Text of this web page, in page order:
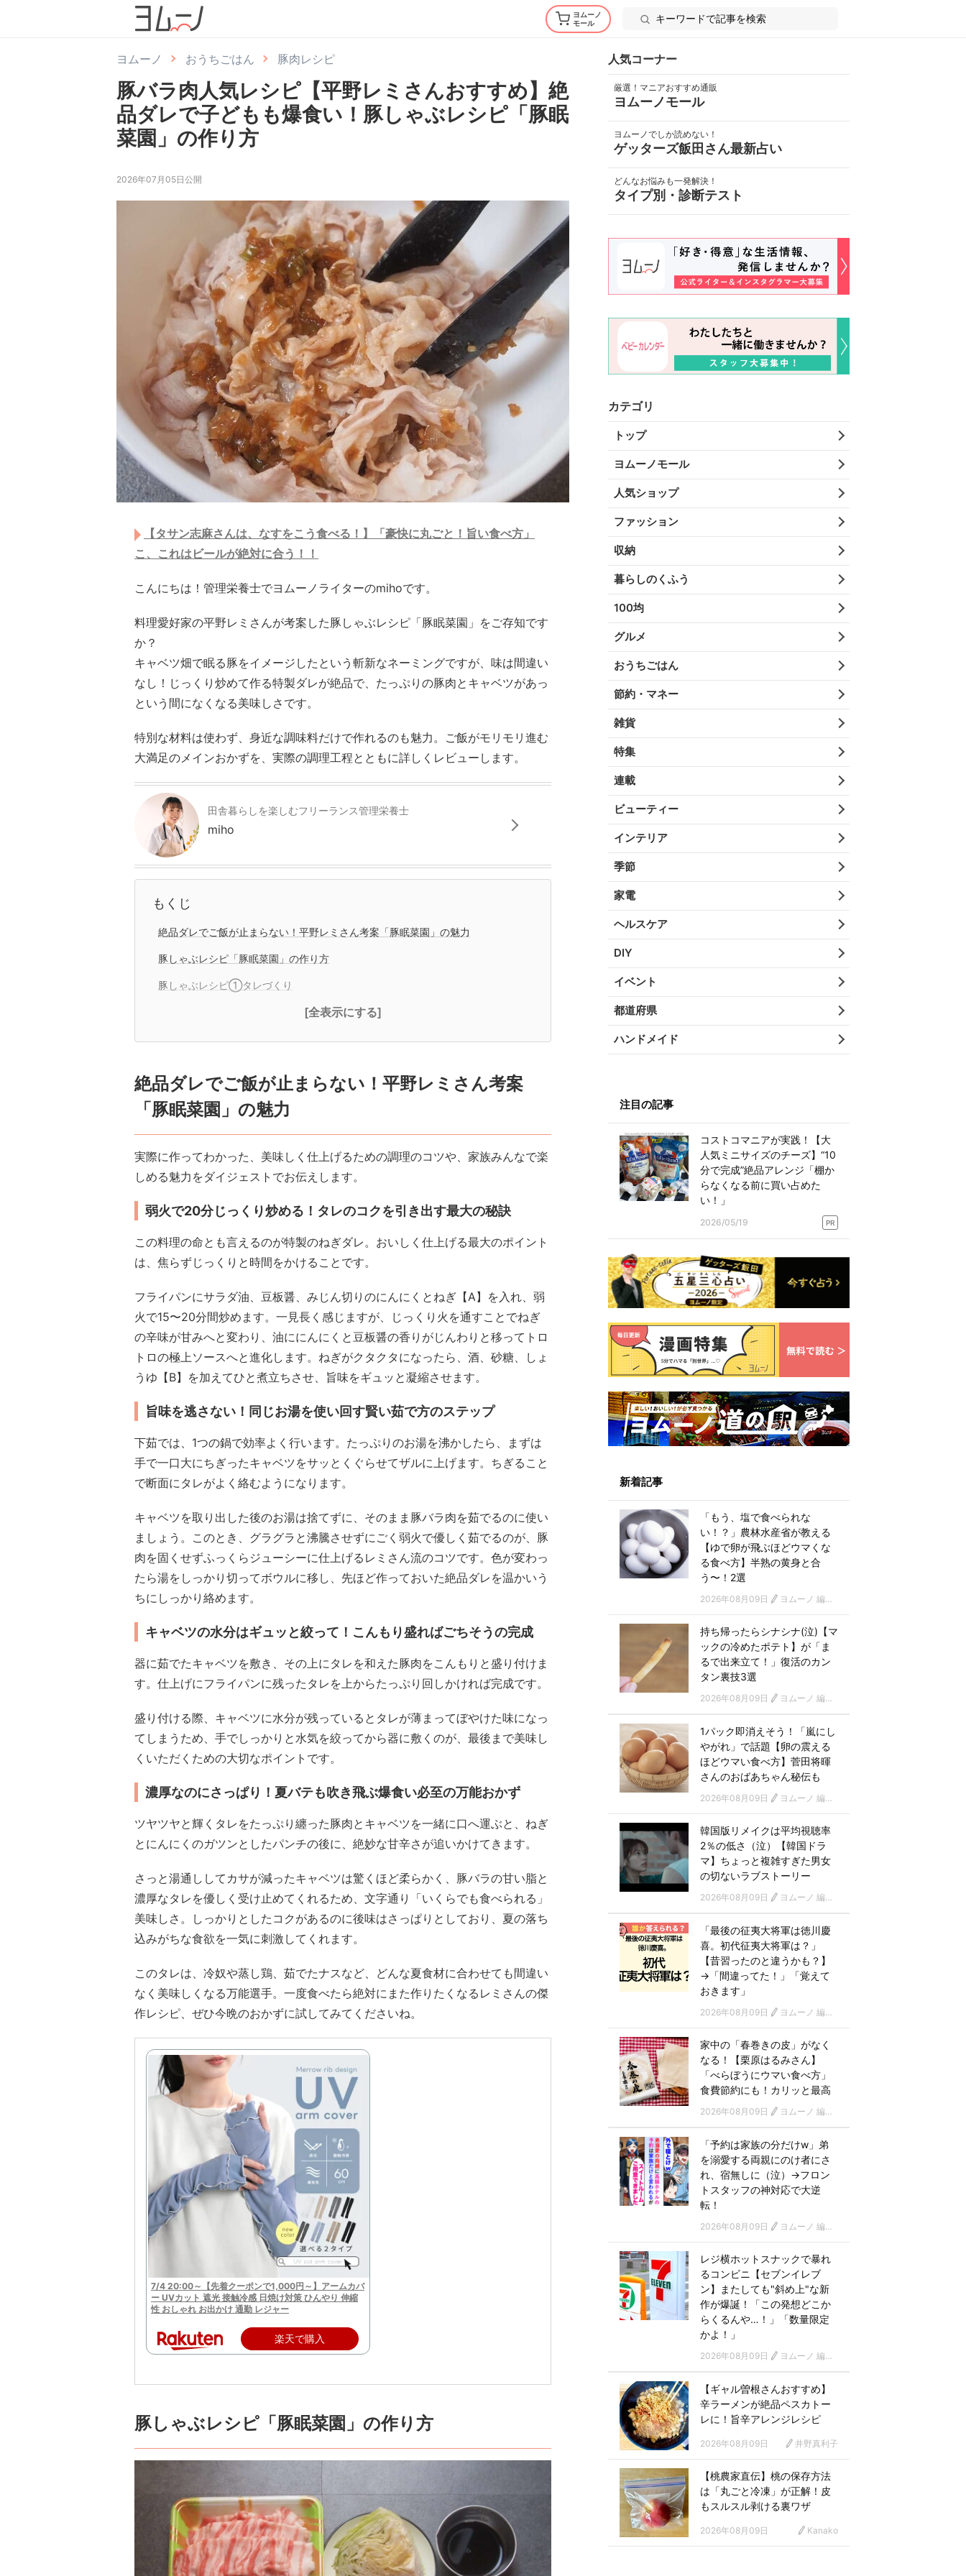
ヨムーノ
モール
ヨムーノ おうちごはん 豚肉レシピ
豚バラ肉人気レシピ【平野レミさんおすすめ】絶
品ダレで子どもも爆食い！豚しゃぶレシピ「豚眠
菜園」の作り方
2026年07月05日公開
【タサン志麻さんは、なすをこう食べる！】「豪快に丸ごと！旨い食べ方」
こ、これはビールが絶対に合う！！
こんにちは！管理栄養士でヨムーノライターのmihoです。
料理愛好家の平野レミさんが考案した豚しゃぶレシピ「豚眠菜園」をご存知です
か？
キャベツ畑で眠る豚をイメージしたという斬新なネーミングですが、味は間違い
なし！じっくり炒めて作る特製ダレが絶品で、たっぷりの豚肉とキャベツがあっ
という間になくなる美味しさです。
特別な材料は使わず、身近な調味料だけで作れるのも魅力。ご飯がモリモリ進む
大満足のメインおかずを、実際の調理工程とともに詳しくレビューします。
田舎暮らしを楽しむフリーランス管理栄養士
miho
もくじ
絶品ダレでご飯が止まらない！平野レミさん考案「豚眠菜園」の魅力
豚しゃぶレシピ「豚眠菜園」の作り方
豚しゃぶレシピ①タレづくり
[全表示にする]
絶品ダレでご飯が止まらない！平野レミさん考案
「豚眠菜園」の魅力
実際に作ってわかった、美味しく仕上げるための調理のコツや、家族みんなで楽
しめる魅力をダイジェストでお伝えします。
弱火で20分じっくり炒める！タレのコクを引き出す最大の秘訣
この料理の命とも言えるのが特製のねぎダレ。おいしく仕上げる最大のポイント
は、焦らずじっくりと時間をかけることです。
フライパンにサラダ油、豆板醤、みじん切りのにんにくとねぎ【A】を入れ、弱
火で15〜20分間炒めます。一見長く感じますが、じっくり火を通すことでねぎ
の辛味が甘みへと変わり、油ににんにくと豆板醤の香りがじんわりと移ってトロ
トロの極上ソースへと進化します。ねぎがクタクタになったら、酒、砂糖、しょ
うゆ【B】を加えてひと煮立ちさせ、旨味をギュッと凝縮させます。
旨味を逃さない！同じお湯を使い回す賢い茹で方のステップ
下茹では、1つの鍋で効率よく行います。たっぷりのお湯を沸かしたら、まずは
手で一口大にちぎったキャベツをサッとくぐらせてザルに上げます。ちぎること
で断面にタレがよく絡むようになります。
キャベツを取り出した後のお湯は捨てずに、そのまま豚バラ肉を茹でるのに使い
ましょう。このとき、グラグラと沸騰させずにごく弱火で優しく茹でるのが、豚
肉を固くせずふっくらジューシーに仕上げるレミさん流のコツです。色が変わっ
たら湯をしっかり切ってボウルに移し、先ほど作っておいた絶品ダレを温かいう
ちにしっかり絡めます。
キャベツの水分はギュッと絞って！こんもり盛ればごちそうの完成
器に茹でたキャベツを敷き、その上にタレを和えた豚肉をこんもりと盛り付けま
す。仕上げにフライパンに残ったタレを上からたっぷり回しかければ完成です。
盛り付ける際、キャベツに水分が残っているとタレが薄まってぼやけた味になっ
てしまうため、手でしっかりと水気を絞ってから器に敷くのが、最後まで美味し
くいただくための大切なポイントです。
濃厚なのにさっぱり！夏バテも吹き飛ぶ爆食い必至の万能おかず
ツヤツヤと輝くタレをたっぷり纏った豚肉とキャベツを一緒に口へ運ぶと、ねぎ
とにんにくのガツンとしたパンチの後に、絶妙な甘辛さが追いかけてきます。
さっと湯通ししてカサが減ったキャベツは驚くほど柔らかく、豚バラの甘い脂と
濃厚なタレを優しく受け止めてくれるため、文字通り「いくらでも食べられる」
美味しさ。しっかりとしたコクがあるのに後味はさっぱりとしており、夏の落ち
込みがちな食欲を一気に刺激してくれます。
このタレは、冷奴や蒸し鶏、茹でたナスなど、どんな夏食材に合わせても間違い
なく美味しくなる万能選手。一度食べたら絶対にまた作りたくなるレミさんの傑
作レシピ、ぜひ今晩のおかずに試してみてくださいね。
7/4 20:00～【先着クーポンで1,000円～】アームカバ
ー UVカット 遮光 接触冷感 日焼け対策 ひんやり 伸縮
性 おしゃれ お出かけ 通勤 レジャー
楽天で購入
豚しゃぶレシピ「豚眠菜園」の作り方
人気コーナー
厳選！マニアおすすめ通販
ヨムーノモール
ヨムーノでしか読めない！
ゲッターズ飯田さん最新占い
どんなお悩みも一発解決！
タイプ別・診断テスト
カテゴリ
トップ
ヨムーノモール
人気ショップ
ファッション
収納
暮らしのくふう
100均
グルメ
おうちごはん
節約・マネー
雑貨
特集
連載
ビューティー
インテリア
季節
家電
ヘルスケア
DIY
イベント
都道府県
ハンドメイド
注目の記事
コストコマニアが実践！【大
人気ミニサイズのチーズ】“10
分で完成”絶品アレンジ「棚か
らなくなる前に買い占めた
い！」
2026/05/19 PR
新着記事
「もう、塩で食べられな
い！？」農林水産省が教える
【ゆで卵が飛ぶほどウマくな
る食べ方】半熟の黄身と合
う〜！2選
2026年08月09日 ヨムーノ 編集部
持ち帰ったらシナシナ(泣)【マ
ックの冷めたポテト】が「ま
るで出来立て！」復活のカン
タン裏技3選
2026年08月09日 ヨムーノ 編集部
1パック即消えそう！「嵐にし
やがれ」で話題【卵の震える
ほどウマい食べ方】菅田将暉
さんのおばあちゃん秘伝も
2026年08月09日 ヨムーノ 編集部
韓国版リメイクは平均視聴率
2％の低さ（泣）【韓国ドラ
マ】ちょっと複雑すぎた男女
の切ないラブストーリー
2026年08月09日 ヨムーノ 編集部 韓国ドラマチーム
「最後の征夷大将軍は徳川慶
喜。初代征夷大将軍は？」
【昔習ったのと違うかも？】
→「間違ってた！」「覚えて
おきます」
2026年08月09日 ヨムーノ 編集部
家中の「春巻きの皮」がなく
なる！【栗原はるみさん】
「べらぼうにウマい食べ方」
食費節約にも！カリッと最高
2026年08月09日 ヨムーノ 編集部
「予約は家族の分だけw」弟
を溺愛する両親にのけ者にさ
れ、宿無しに（泣）→フロン
トスタッフの神対応で大逆
転！
2026年08月09日 ヨムーノ 編集部
レジ横ホットスナックで暴れ
るコンビニ【セブンイレブ
ン】またしても"斜め上"な新
作が爆誕！「この発想どこか
らくるんや…！」「数量限定
かよ！」
2026年08月09日 ヨムーノ 編集部
【ギャル曽根さんおすすめ】
辛ラーメンが絶品ペスカトー
レに！旨辛アレンジレシピ
2026年08月09日 井野真利子
【桃農家直伝】桃の保存方法
は「丸ごと冷凍」が正解！皮
もスルスル剥ける裏ワザ
2026年08月09日 Kanako